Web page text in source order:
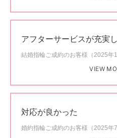
アフターサービスが充実
結婚指輪ご成約のお客様（2025年
VIEW
対応が良かった
婚約指輪ご成約のお客様（2025年7